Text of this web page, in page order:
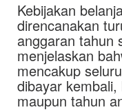
Kebijakan
direncanakan
anggaran tahun
menjelaskan
mencakup
dibayar
maupun tahun